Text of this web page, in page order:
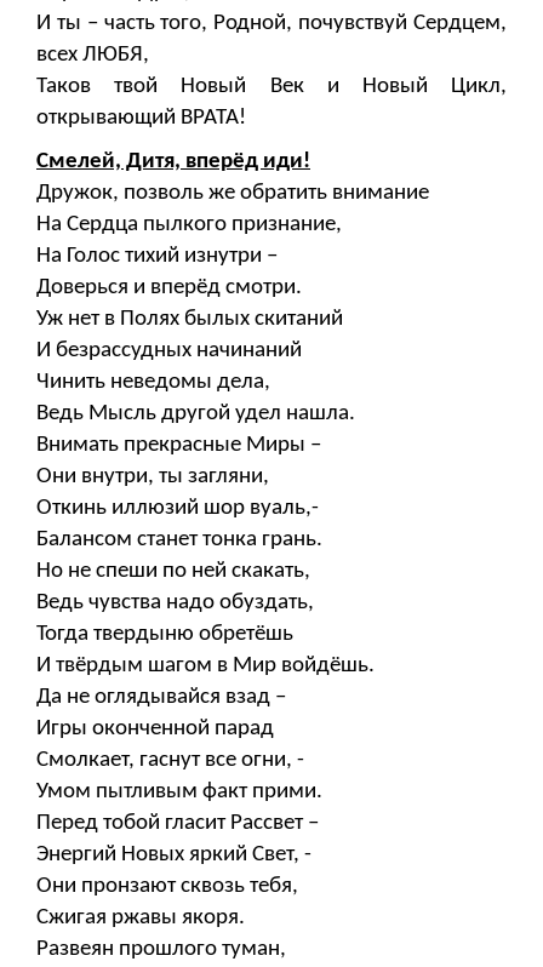
И ты – часть того, Родной, почувствуй Сердцем,
всех ЛЮБЯ,
Таков твой Новый Век и Новый Цикл,
открывающий ВРАТА!
Смелей, Дитя, вперёд иди!
Дружок, позволь же обратить внимание
На Сердца пылкого признание,
На Голос тихий изнутри –
Доверься и вперёд смотри.
Уж нет в Полях былых скитаний
И безрассудных начинаний
Чинить неведомы дела,
Ведь Мысль другой удел нашла.
Внимать прекрасные Миры –
Они внутри, ты загляни,
Откинь иллюзий шор вуаль,-
Балансом станет тонка грань.
Но не спеши по ней скакать,
Ведь чувства надо обуздать,
Тогда твердыню обретёшь
И твёрдым шагом в Мир войдёшь.
Да не оглядывайся взад –
Игры оконченной парад
Смолкает, гаснут все огни, -
Умом пытливым факт прими.
Перед тобой гласит Рассвет –
Энергий Новых яркий Свет, -
Они пронзают сквозь тебя,
Сжигая ржавы якоря.
Развеян прошлого туман,